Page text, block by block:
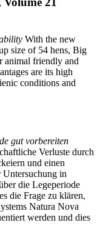
With the new
size of 54 hens, Big
animal friendly and
are its high
conditions and
gut vorbereiten
Verluste durch
und einen
Untersuchung in
die Legeperiode
die Frage zu klären,
Natura Nova
werden und dies